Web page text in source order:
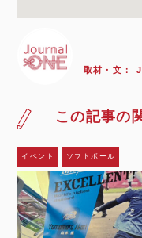
取材・文：
この記事の
イベント ソフトボール